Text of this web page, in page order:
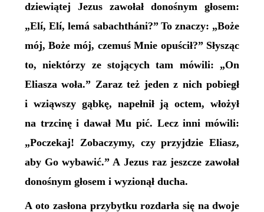
dziewiątej Jezus zawołał donośnym głosem:
„Elí, Elí, lemá sabachtháni?” To znaczy: „Boże
mój, Boże mój, czemuś Mnie opuścił?” Słysząc
to, niektórzy ze stojących tam mówili: „On
Eliasza woła.” Zaraz też jeden z nich pobiegł
i wziąwszy gąbkę, napełnił ją octem, włożył
na trzcinę i dawał Mu pić. Lecz inni mówili:
„Poczekaj! Zobaczymy, czy przyjdzie Eliasz,
aby Go wybawić.” A Jezus raz jeszcze zawołał
donośnym głosem i wyzionął ducha.
A oto zasłona przybytku rozdarła się na dwoje